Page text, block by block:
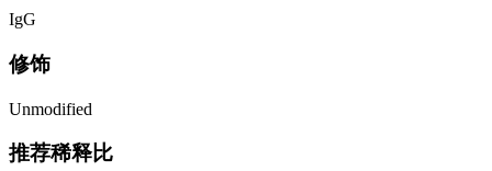
IgG
修饰
Unmodified
推荐稀释比